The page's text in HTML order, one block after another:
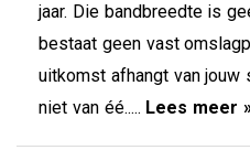
jaar. Die bandbreedte is
bestaat geen vast
uitkomst afhangt van
niet van éé..... Lees meer